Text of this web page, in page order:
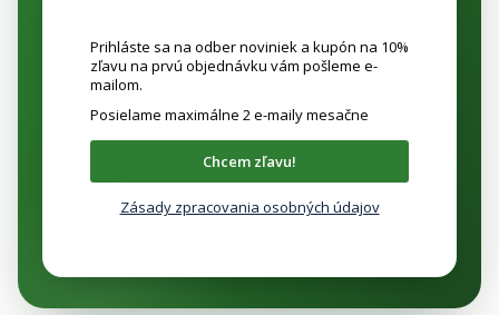
Prihláste sa na odber noviniek a kupón na 10%
zľavu na prvú objednávku vám pošleme e-
mailom.
Posielame maximálne 2 e-maily mesačne
Chcem zľavu!
Zásady zpracovania osobných údajov